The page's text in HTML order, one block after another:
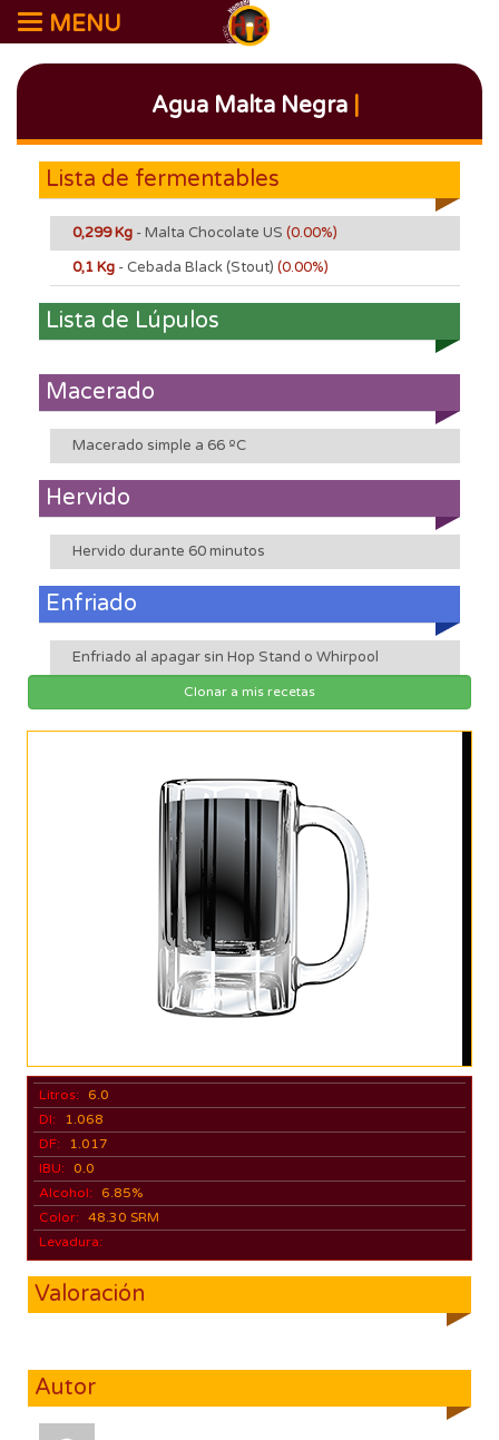
MENU
Agua Malta Negra|
Lista de fermentables
0,299 Kg - Malta Chocolate US (0.00%)
0,1 Kg - Cebada Black (Stout) (0.00%)
Lista de Lúpulos
Macerado
Macerado simple a 66 ºC
Hervido
Hervido durante 60 minutos
Enfriado
Enfriado al apagar sin Hop Stand o Whirpool
Clonar a mis recetas
Litros:
6.0
DI:
1.068
DF:
1.017
IBU:
0.0
Alcohol:
6.85%
Color: 48.30 SRM
Levadura:
Valoración
Autor